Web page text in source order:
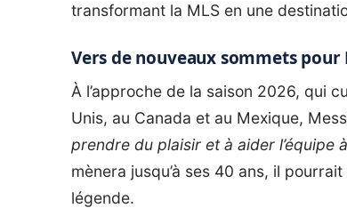
transformant la MLS en une
Vers de nouveaux sommets pour
À l’approche de la saison 2026, qui
Unis, au Canada et au Mexique,
prendre du plaisir et à aider l’équipe
mènera jusqu’à ses 40 ans, il
légende.